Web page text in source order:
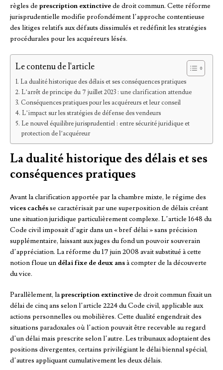
règles de prescription extinctivede droit commun. Cette réforme
jurisprudentielle modifie profondément l’approche contentieuse
des litiges relatifs aux défauts dissimulés et redéfinit les stratégies
procédurales pour les acquéreurs lésés.
Le contenu de l'article
La dualité historique des délais et ses conséquences pratiques
L’arrêt de principe du 7 juillet 2023 : une clarification attendue
Conséquences pratiques pour les acquéreurs et leur conseil
L’impact sur les stratégies de défense des vendeurs
Le nouvel équilibre jurisprudentiel : entre sécurité juridique et
protection de l’acquéreur
La dualité historique des délais et ses
conséquences pratiques
Avant la clarification apportée par la chambre mixte, le régime des
vices cachésse caractérisait par une superposition de délais créant
une situation juridique particulièrement complexe. L’article 1648 du
Code civil imposait d’agir dans un « bref délai » sans précision
supplémentaire, laissant aux juges du fond un pouvoir souverain
d’appréciation. La réforme du 17 juin 2008 avait substitué à cette
notion floue un délai fixe de deux ansà compter de la découverte
du vice.
Parallèlement, laprescription extinctivede droit commun fixait un
délai de cinq ans selon l’article 2224 du Code civil, applicable aux
actions personnelles ou mobilières. Cette dualité engendrait des
situations paradoxales où l’action pouvait être recevable au regard
d’un délai mais prescrite selon l’autre. Les tribunaux adoptaient des
positions divergentes, certains privilégiant le délai biennal spécial,
d’autres appliquant cumulativement les deux délais.